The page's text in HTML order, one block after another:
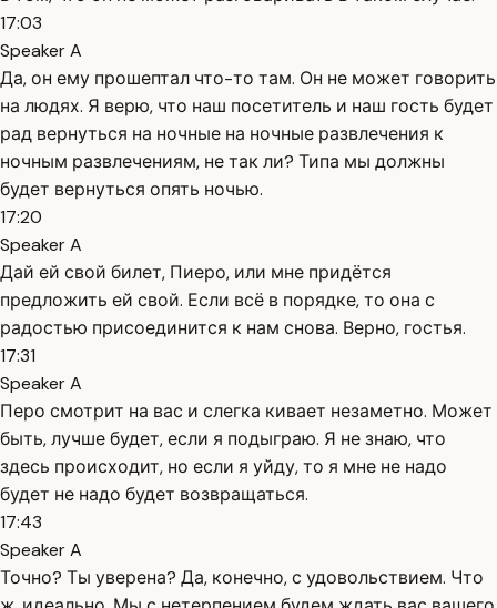
17:03
Speaker A
Да, он ему прошептал что-то там. Он не может говорить
на людях. Я верю, что наш посетитель и наш гость будет
рад вернуться на ночные на ночные развлечения к
ночным развлечениям, не так ли? Типа мы должны
будет вернуться опять ночью.
17:20
Speaker A
Дай ей свой билет, Пиеро, или мне придётся
предложить ей свой. Если всё в порядке, то она с
радостью присоединится к нам снова. Верно, гостья.
17:31
Speaker A
Перо смотрит на вас и слегка кивает незаметно. Может
быть, лучше будет, если я подыграю. Я не знаю, что
здесь происходит, но если я уйду, то я мне не надо
будет не надо будет возвращаться.
17:43
Speaker A
Точно? Ты уверена? Да, конечно, с удовольствием. Что